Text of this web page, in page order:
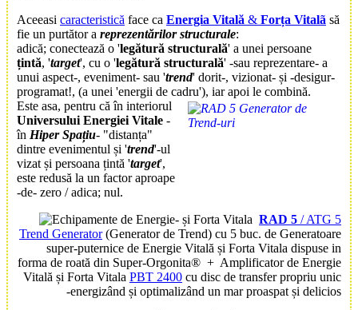
Aceeasi caracteristică face ca Energia Vitală & Forța Vitalã să
fie un purtător a reprezentărilor structurale:
adică; conectează o 'legătură structurală' a unei persoane
țintă, 'target', cu o 'legătură structurală' -sau reprezentare- a
unui aspect-, eveniment- sau 'trend' dorit-, vizionat- și -desigur-
programat!, (a unei 'energii de cadru'), iar apoi le combină.
Este asa, pentru că în interiorul
Universului Energiei Vitale -
în Hiper Spațiu- "distanța"
dintre evenimentul și 'trend'-ul
vizat și persoana țintă 'target',
este redusă la un factor aproape
-de- zero / adica; nul.
RAD 5 / ATG 5
Trend Generator(Generator de Trend) cu 5 buc. de Generatoare
super-puternice de Energie Vitală și Forta Vitala dispuse in
forma de roată din Super-Orgonita® + Amplificator de Energie
Vitală și Forta Vitala PBT 2400 cu disc de transfer propriu unic
-energizând și optimalizând un mar proaspat și delicios